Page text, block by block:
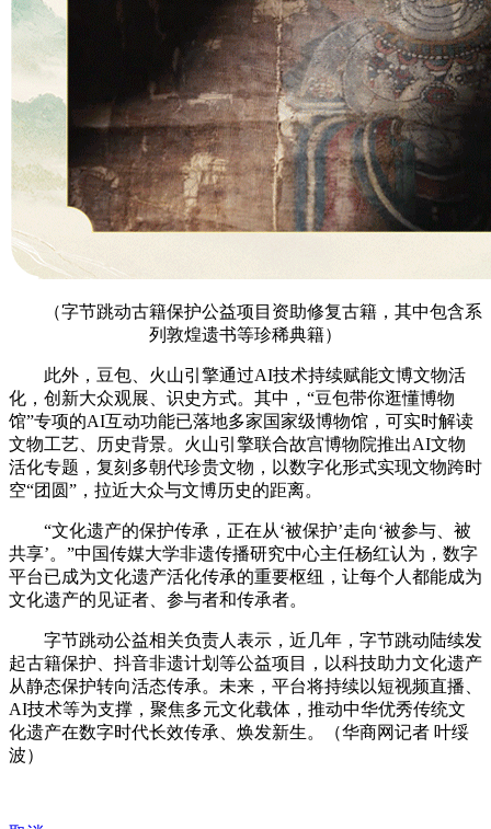
（字节跳动古籍保护公益项目资助修复古籍，其中包含系
列敦煌遗书等珍稀典籍）
此外，豆包、火山引擎通过AI技术持续赋能文博文物活
化，创新大众观展、识史方式。其中，“豆包带你逛懂博物
馆”专项的AI互动功能已落地多家国家级博物馆，可实时解读
文物工艺、历史背景。火山引擎联合故宫博物院推出AI文物
活化专题，复刻多朝代珍贵文物，以数字化形式实现文物跨时
空“团圆”，拉近大众与文博历史的距离。
“文化遗产的保护传承，正在从‘被保护’走向‘被参与、被
共享’。”中国传媒大学非遗传播研究中心主任杨红认为，数字
平台已成为文化遗产活化传承的重要枢纽，让每个人都能成为
文化遗产的见证者、参与者和传承者。
字节跳动公益相关负责人表示，近几年，字节跳动陆续发
起古籍保护、抖音非遗计划等公益项目，以科技助力文化遗产
从静态保护转向活态传承。未来，平台将持续以短视频直播、
AI技术等为支撑，聚焦多元文化载体，推动中华优秀传统文
化遗产在数字时代长效传承、焕发新生。（华商网记者 叶绥
波）